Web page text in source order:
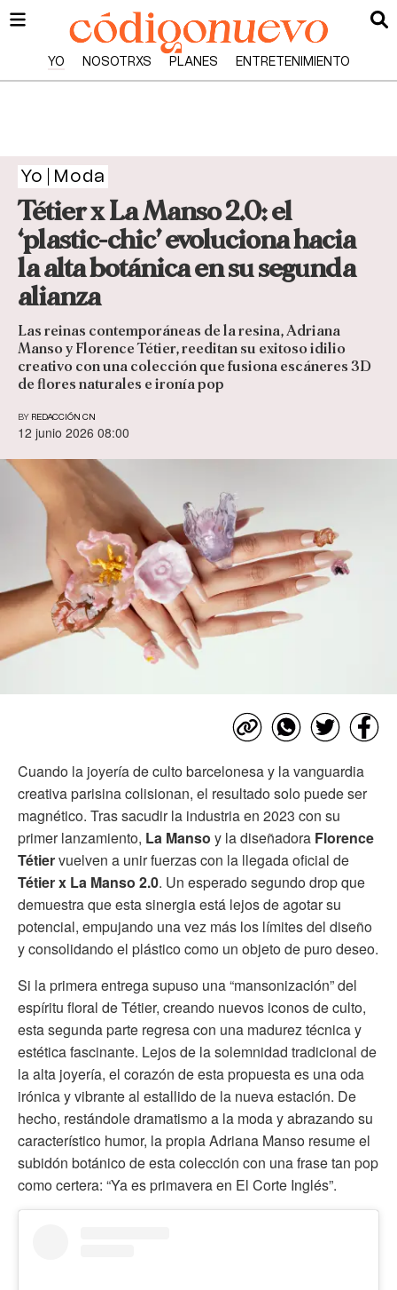
YO NOSOTRXS PLANES ENTRETENIMIENTO
Yo Moda
Tétier x La Manso 2.0: el
‘plastic-chic’ evoluciona hacia
la alta botánica en su segunda
alianza
Las reinas contemporáneas de la resina, Adriana
Manso y Florence Tétier, reeditan su exitoso idilio
creativo con una colección que fusiona escáneres 3D
de flores naturales e ironía pop
BY REDACCIÓN CN
12 junio 2026 08:00
Cuando la joyería de culto barcelonesa y la vanguardia
creativa parisina colisionan, el resultado solo puede ser
magnético. Tras sacudir la industria en 2023 con su
primer lanzamiento, La Manso y la diseñadora Florence
Tétiervuelven a unir fuerzas con la llegada oficial de
Tétier x La Manso 2.0. Un esperado segundo drop que
demuestra que esta sinergia está lejos de agotar su
potencial, empujando una vez más los límites del diseño
y consolidando el plástico como un objeto de puro deseo.
Si la primera entrega supuso una “mansonización” del
espíritu floral de Tétier, creando nuevos iconos de culto,
esta segunda parte regresa con una madurez técnica y
estética fascinante. Lejos de la solemnidad tradicional de
la alta joyería, el corazón de esta propuesta es una oda
irónica y vibrante al estallido de la nueva estación. De
hecho, restándole dramatismo a la moda y abrazando su
característico humor, la propia Adriana Manso resume el
subidón botánico de esta colección con una frase tan pop
como certera: “Ya es primavera en El Corte Inglés”.